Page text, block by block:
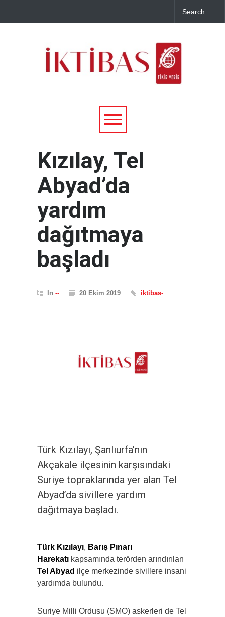
Kızılay, Tel
Abyad’da
yardım
dağıtmaya
başladı
In -- 20 Ekim 2019 iktibas-
Türk Kızılayı, Şanlıurfa’nın
Akçakale ilçesinin karşısındaki
Suriye topraklarında yer alan Tel
Abyad’da sivillere yardım
dağıtmaya başladı.
Türk Kızılayı, Barış Pınarı
Harekatı kapsamında terörden arındırılan
Tel Abyad ilçe merkezinde sivillere insani
yardımda bulundu.
Suriye Milli Ordusu (SMO) askerleri de Tel